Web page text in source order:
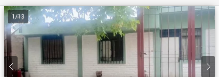
1 /13